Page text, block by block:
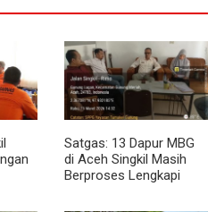
Satgas: 13 Dapur MBG
di Aceh Singkil Masih
Berproses Lengkapi